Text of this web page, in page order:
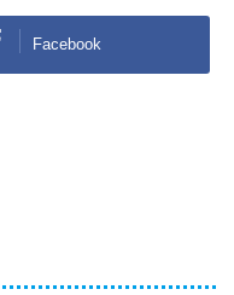
Facebook